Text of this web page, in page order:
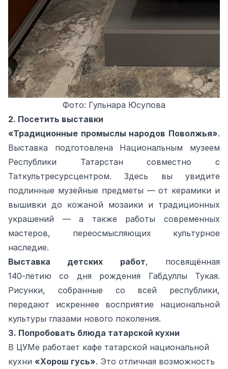
Фото: Гульнара Юсупова
2. Посетить выставки
«Традиционные промыслы народов Поволжья».
Выставка подготовлена Национальным музеем
Республики Татарстан совместно с
Таткультресурсцентром. Здесь вы увидите
подлинные музейные предметы — от керамики и
вышивки до кожаной мозаики и традиционных
украшений — а также работы современных
мастеров, переосмысляющих культурное
наследие.
Выставка детских работ, посвящённая
140‑летию со дня рождения Габдуллы Тукая.
Рисунки, собранные со всей республики,
передают искреннее восприятие национальной
культуры глазами нового поколения.
3. Попробовать блюда татарской кухни
В ЦУМе работает кафе татарской национальной
кухни «Хорош гусь». Это отличная возможность